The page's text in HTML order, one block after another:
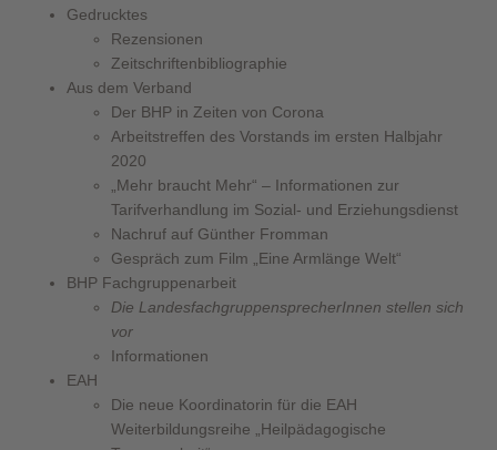
Gedrucktes
Rezensionen
Zeitschriftenbibliographie
Aus dem Verband
Der BHP in Zeiten von Corona
Arbeitstreffen des Vorstands im ersten Halbjahr
2020
„Mehr braucht Mehr“ – Informationen zur
Tarifverhandlung im Sozial- und Erziehungsdienst
Nachruf auf Günther Fromman
Gespräch zum Film „Eine Armlänge Welt“
BHP Fachgruppenarbeit
Die LandesfachgruppensprecherInnen stellen sich
vor
Informationen
EAH
Die neue Koordinatorin für die EAH
Weiterbildungsreihe „Heilpädagogische